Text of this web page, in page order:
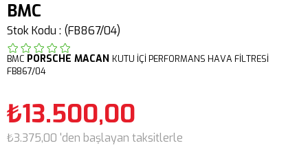
BMC
Stok Kodu (FB867/04)
BMC PORSCHE MACAN KUTU İÇİ PERFORMANS HAVA FİLTRESİ
FB867/04
₺13.500,00
₺3.375,00 'den başlayan taksitlerle